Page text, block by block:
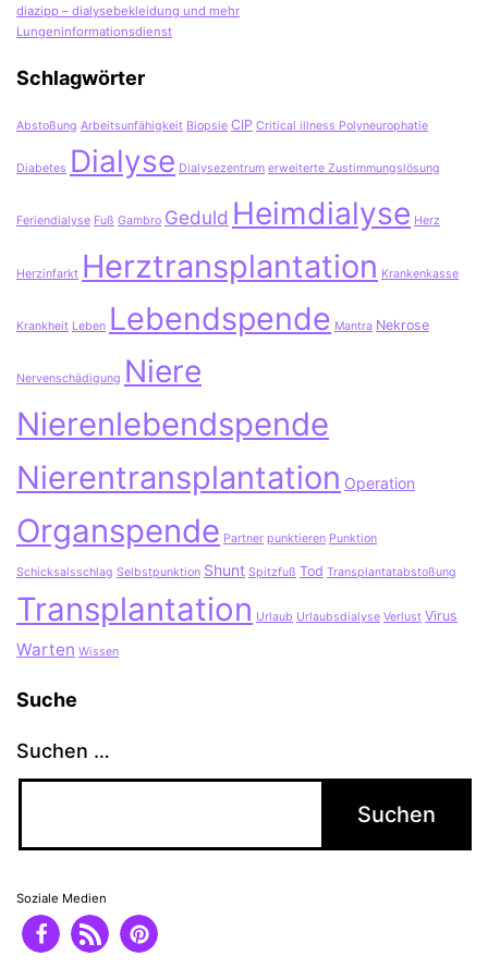
diazipp – dialysebekleidung und mehr
Lungeninformationsdienst
Schlagwörter
Abstoßung Arbeitsunfähigkeit Biopsie CIP Critical illness Polyneurophatie
Diabetes Dialyse Dialysezentrum erweiterte Zustimmungslösung
Feriendialyse Fuß Gambro Geduld Heimdialyse Herz
Herzinfarkt Herztransplantation Krankenkasse
Krankheit Leben Lebendspende Mantra Nekrose
Nervenschädigung Niere
Nierenlebendspende
Nierentransplantation Operation
Organspende Partner punktieren Punktion
Schicksalsschlag Selbstpunktion Shunt Spitzfuß Tod Transplantatabstoßung
Transplantation Urlaub Urlaubsdialyse Verlust Virus
Warten Wissen
Suche
Suchen …
Soziale Medien